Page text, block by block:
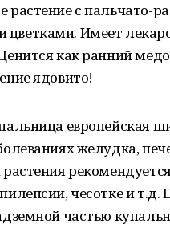
растение с пальчато-
Имеет
как ранний
ядовито!
европейская
желудка,
чесотке и т.д.
частью